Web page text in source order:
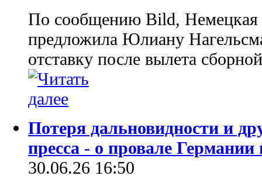
По сообщению Bild, Немецкая
предложила Юлиану
отставку после вылета
Потеря дальновидности и
пресса - о провале
30.06.26 16:50